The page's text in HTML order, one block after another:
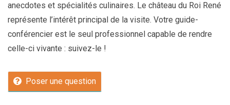
anecdotes et spécialités culinaires. Le château du Roi René
représente l’intérêt principal de la visite. Votre guide-
conférencier est le seul professionnel capable de rendre
celle-ci vivante : suivez-le !
Poser une question